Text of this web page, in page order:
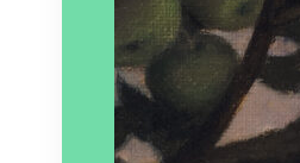
Éditeur :
L’Atalante
Paru le 15/02/2024